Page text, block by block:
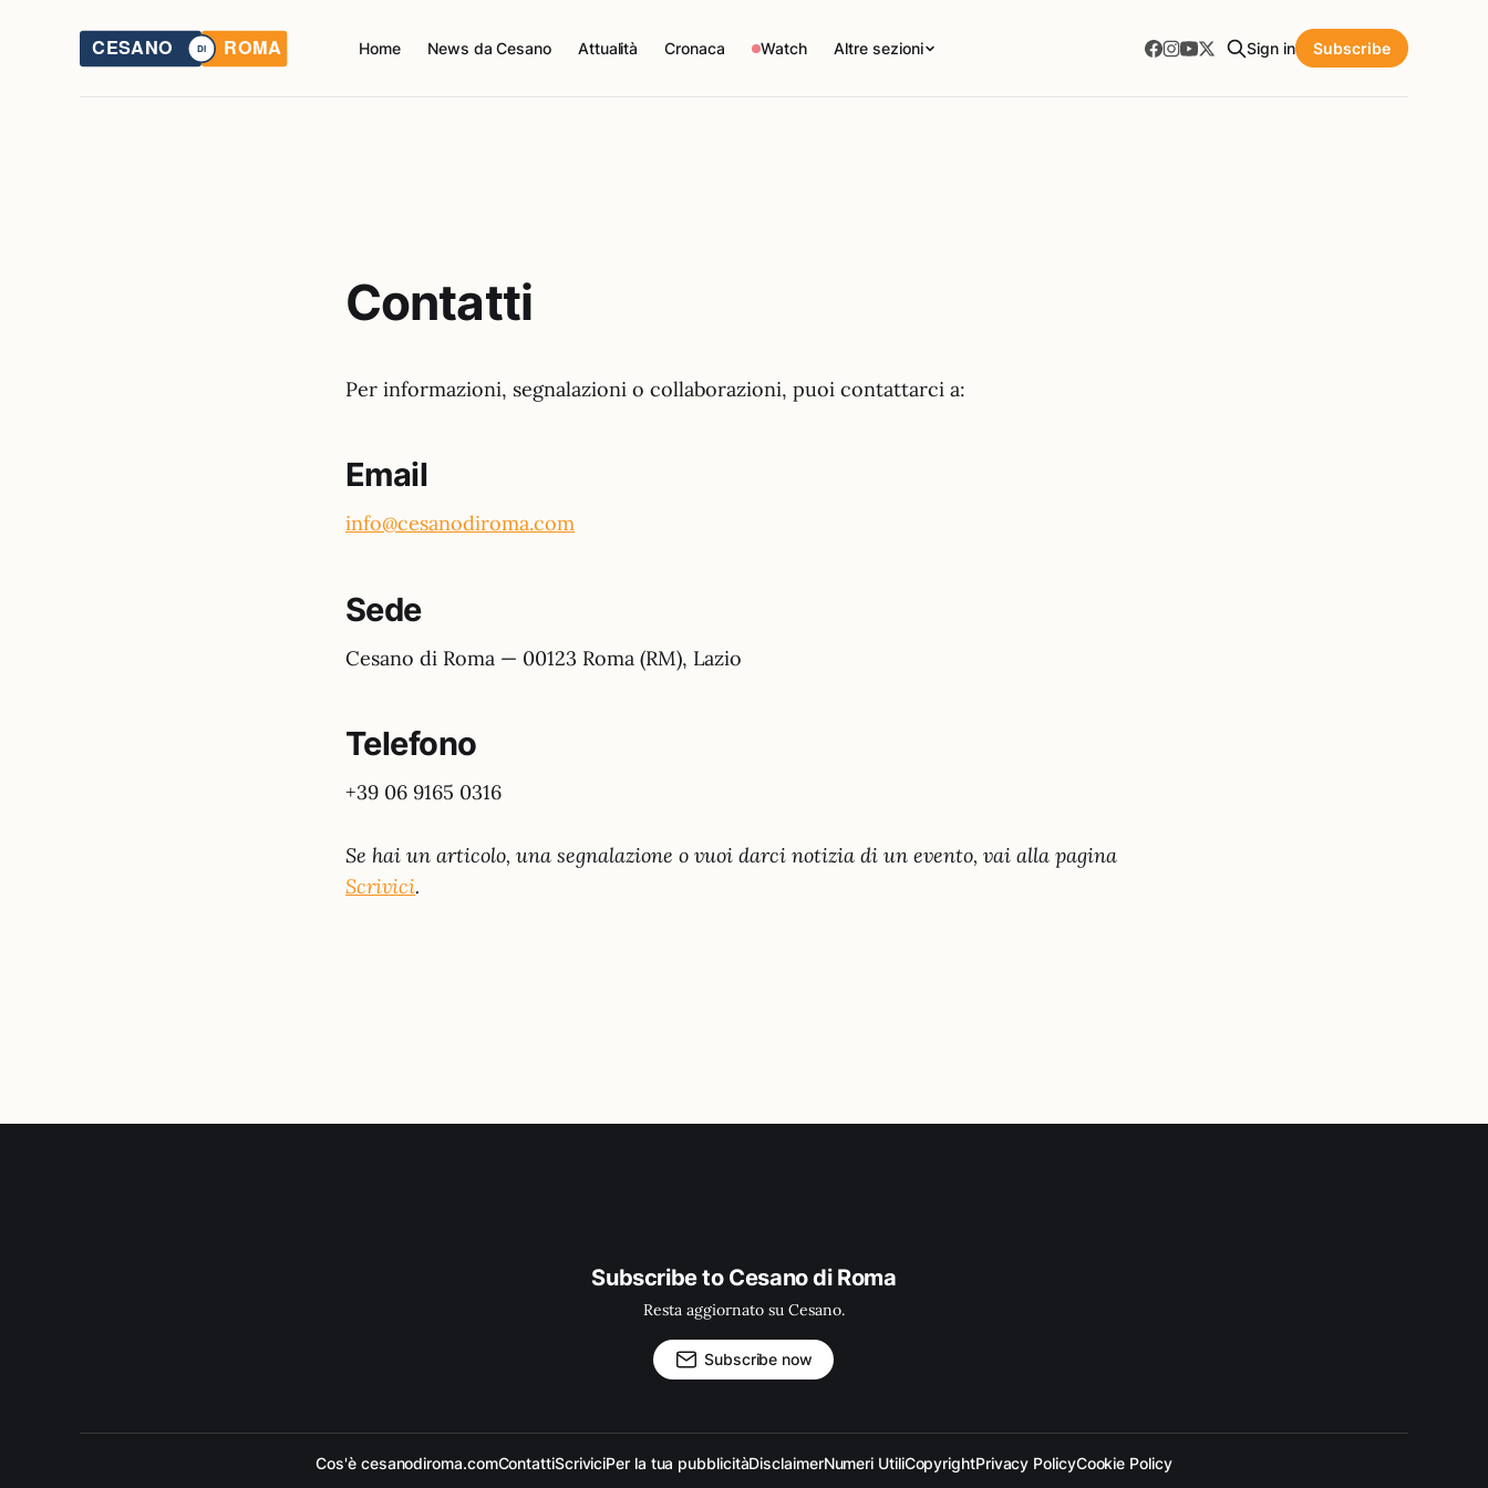
Home News da Cesano Attualità Cronaca Watch Altre sezioni Sign in Subscribe
Contatti
Per informazioni, segnalazioni o collaborazioni, puoi contattarci a:
Email
info@cesanodiroma.com
Sede
Cesano di Roma — 00123 Roma (RM), Lazio
Telefono
+39 06 9165 0316
Se hai un articolo, una segnalazione o vuoi darci notizia di un evento, vai alla pagina
Scrivici.
Subscribe to Cesano di Roma
Resta aggiornato su Cesano.
Subscribe now
Cos'è cesanodiroma.comContattiScriviciPer la tua pubblicitàDisclaimerNumeri UtiliCopyrightPrivacy PolicyCookie Policy